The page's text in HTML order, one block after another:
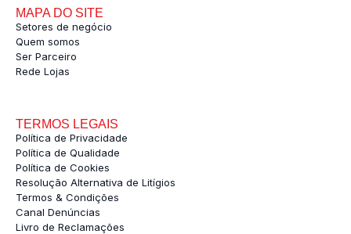
MAPA DO SITE
Setores de negócio
Quem somos
Ser Parceiro
Rede Lojas
TERMOS LEGAIS
Política de Privacidade
Política de Qualidade
Política de Cookies
Resolução Alternativa de Litígios
Termos & Condições
Canal Denúncias
Livro de Reclamações